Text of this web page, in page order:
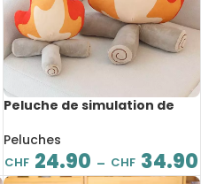
Peluche de simulation de
confortable, 30 à 45 cm
Peluches
CHF 24.90 – CHF 34.90